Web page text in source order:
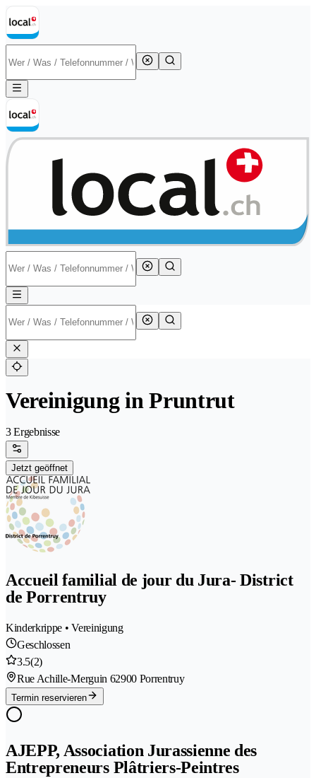
Vereinigung in Pruntrut
3 Ergebnisse
Jetzt geöffnet
Accueil familial de jour du Jura- District
de Porrentruy
Kinderkrippe • Vereinigung
Geschlossen
3.5(2)
Rue Achille-Merguin 62900 Porrentruy
Termin reservieren
AJEPP, Association Jurassienne des
Entrepreneurs Plâtriers-Peintres